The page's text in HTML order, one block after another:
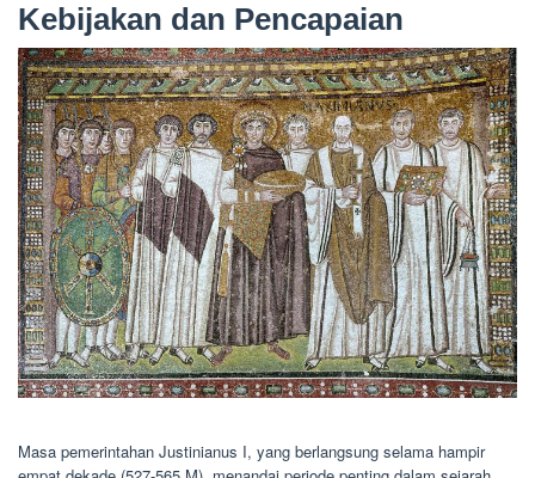
Kebijakan dan Pencapaian
Masa pemerintahan Justinianus I, yang berlangsung selama hampir